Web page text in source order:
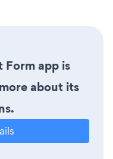
Form app is
about its